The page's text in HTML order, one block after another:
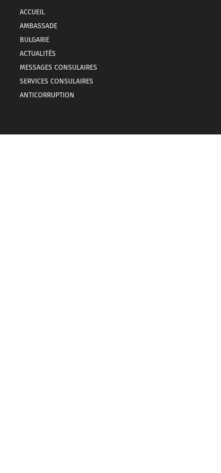
ACCUEIL
AMBASSADE
BULGARIE
ACTUALITÉS
MESSAGES CONSULAIRES
SERVICES CONSULAIRES
ANTICORRUPTION